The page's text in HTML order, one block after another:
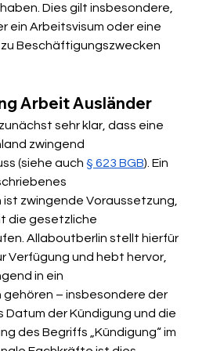
Dies gilt insbesondere,
ein Arbeitsvisum oder eine
Beschäftigungszwecken
Arbeit Ausländer
sehr klar, dass eine
zwingend
(siehe auch § 623 BGB). Ein
zwingende Voraussetzung,
die gesetzliche
Allaboutberlin stellt hierfür
Verfügung und hebt hervor,
in ein
gehören – insbesondere der
der Kündigung und die
des Begriffs „Kündigung“ im